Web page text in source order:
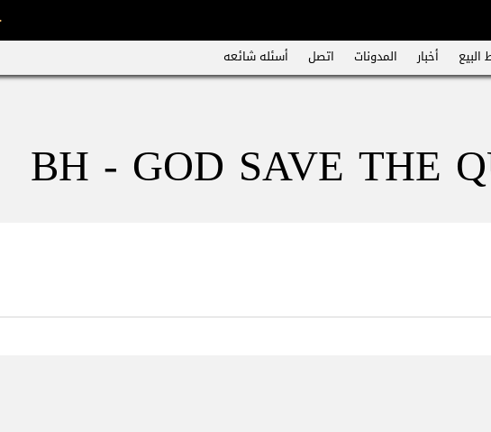
البيع أخبار المدونات اتصل أسئله شائعه
BH - GOD SAVE THE